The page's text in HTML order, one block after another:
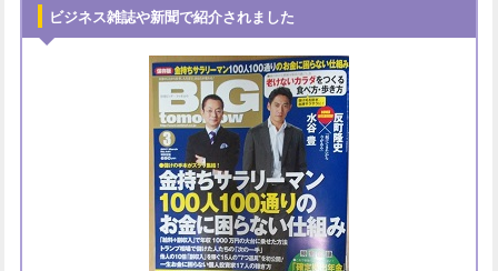
ビジネス雑誌や新聞で紹介されました